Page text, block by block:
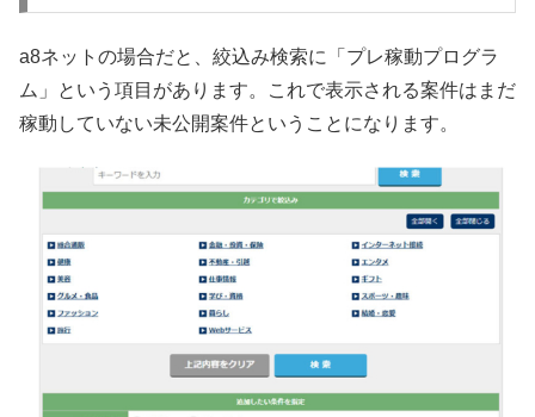
a8ネットの場合だと、絞込み検索に「プレ稼動プログラ
ム」という項目があります。これで表示される案件はまだ
稼動していない未公開案件ということになります。